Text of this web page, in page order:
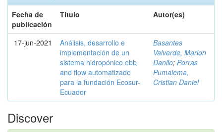
Fecha de
publicación
Título Autor(es)
17-jun-2021
Análisis, desarrollo e
implementación de un
sistema hidropónico ebb
and flow automatizado
para la fundación Ecosur-
Ecuador
Basantes
Valverde, Marlon
Danilo; Porras
Pumalema,
Cristian Daniel
Discover